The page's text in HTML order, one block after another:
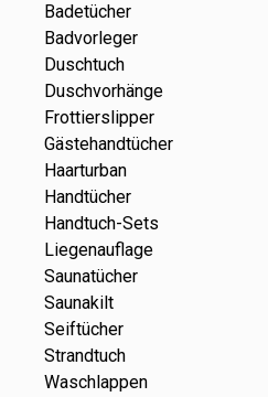
Badetücher
Badvorleger
Duschtuch
Duschvorhänge
Frottierslipper
Gästehandtücher
Haarturban
Handtücher
Handtuch-Sets
Liegenauflage
Saunatücher
Saunakilt
Seiftücher
Strandtuch
Waschlappen